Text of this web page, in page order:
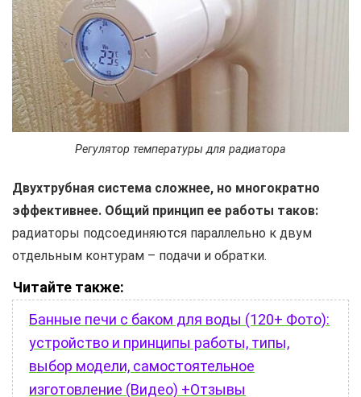
Регулятор температуры для радиатора
Двухтрубная система сложнее, но многократно
эффективнее. Общий принцип ее работы таков:
радиаторы подсоединяются параллельно к двум
отдельным контурам – подачи и обратки.
Читайте также:
Банные печи с баком для воды (120+ Фото):
устройство и принципы работы, типы,
выбор модели, самостоятельное
изготовление (Видео) +Отзывы